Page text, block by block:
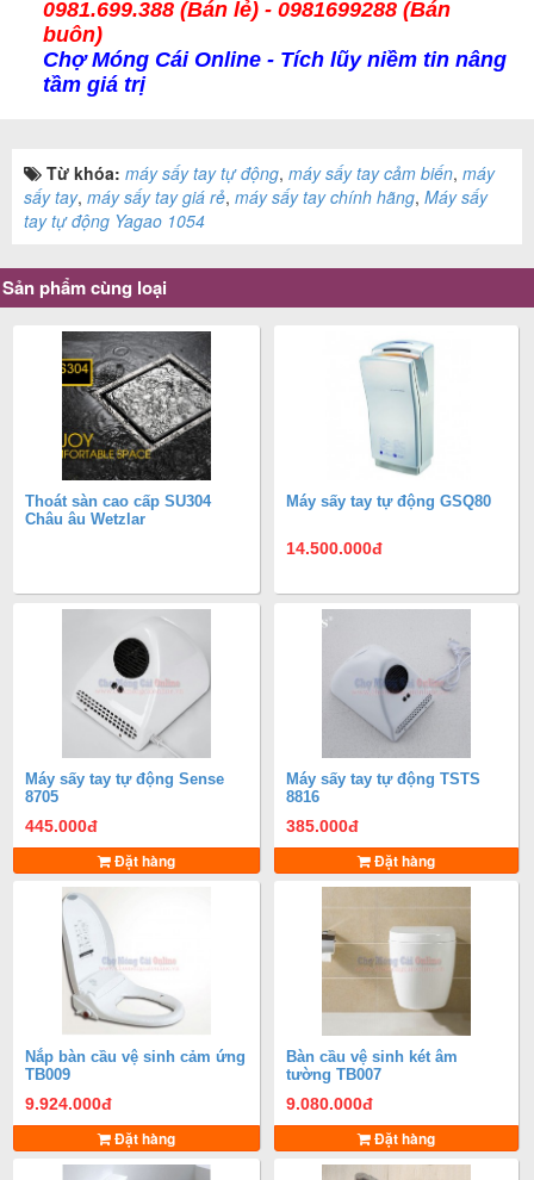
0981.699.388 (Bán lẻ) - 0981699288 (Bán
buôn)
Chợ Móng Cái Online - Tích lũy niềm tin nâng
tầm giá trị
Từ khóa: máy sấy tay tự động, máy sấy tay cảm biến, máy
sấy tay, máy sấy tay giá rẻ, máy sấy tay chính hãng, Máy sấy
tay tự động Yagao 1054
Sản phẩm cùng loại
Thoát sàn cao cấp SU304
Châu âu Wetzlar
Máy sấy tay tự động GSQ80
14.500.000đ
Máy sấy tay tự động Sense
8705
445.000đ
Đặt hàng
Máy sấy tay tự động TSTS
8816
385.000đ
Đặt hàng
Nắp bàn cầu vệ sinh cảm ứng
TB009
9.924.000đ
Đặt hàng
Bàn cầu vệ sinh két âm
tường TB007
9.080.000đ
Đặt hàng